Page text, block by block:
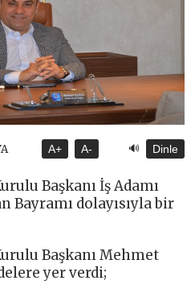
A+ A- 🔊 Dinle
Başkanı İş Adamı
Bayramı dolayısıyla bir
Başkanı Mehmet
yer verdi;